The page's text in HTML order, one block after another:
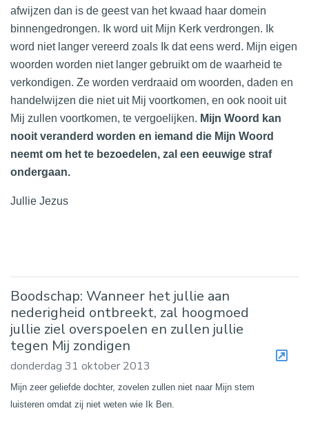
afwijzen dan is de geest van het kwaad haar domein
binnengedrongen. Ik word uit Mijn Kerk verdrongen. Ik
word niet langer vereerd zoals Ik dat eens werd. Mijn eigen
woorden worden niet langer gebruikt om de waarheid te
verkondigen. Ze worden verdraaid om woorden, daden en
handelwijzen die niet uit Mij voortkomen, en ook nooit uit
Mij zullen voortkomen, te vergoelijken. Mijn Woord kan
nooit veranderd worden en iemand die Mijn Woord
neemt om het te bezoedelen, zal een eeuwige straf
ondergaan.
Jullie Jezus
Boodschap: Wanneer het jullie aan
nederigheid ontbreekt, zal hoogmoed
jullie ziel overspoelen en zullen jullie
tegen Mij zondigen
donderdag 31 oktober 2013
Mijn zeer geliefde dochter, zovelen zullen niet naar Mijn stem
luisteren omdat zij niet weten wie Ik Ben.